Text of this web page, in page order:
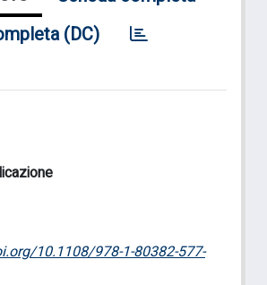
(DC)
10.1108/978-1-80382-577-